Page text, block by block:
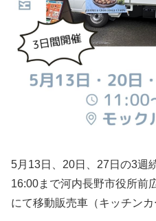
5月13日、20日、27日の3週
16:00まで河内長野市役所前
にて移動販売車（キッチンカ